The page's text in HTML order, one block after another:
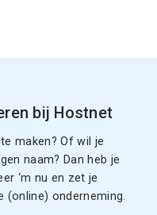
bij Hostnet
maken? Of wil je
naam? Dan heb je
‘m nu en zet je
(online) onderneming.